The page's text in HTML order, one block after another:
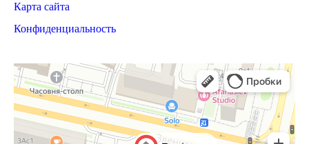
Карта сайта
Конфиденциальность